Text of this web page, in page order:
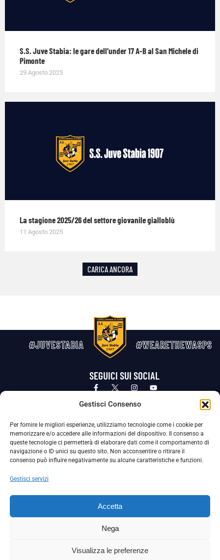
Gestisci Consenso
Per fornire le migliori esperienze, utilizziamo tecnologie come i cookie per
memorizzare e/o accedere alle informazioni del dispositivo. Il consenso a
queste tecnologie ci permetterà di elaborare dati come il comportamento di
navigazione o ID unici su questo sito. Non acconsentire o ritirare il
consenso può influire negativamente su alcune caratteristiche e funzioni.
Gestisci servizi
Accetta
Nega
Visualizza le preferenze
S.S. Juve Stabia: le gare dell’under 17 A-B al San Michele di
Pimonte
29 Agosto 2025
La stagione 2025/26 del settore giovanile gialloblù
11 Agosto 2025
CARICA ANCORA
#JUVESTABIA #WEARETHEWASPS
SEGUICI SUI SOCIAL
Privacy Policy Cookie Policy
La Società ha nominato il Responsabile della Protezione dei Dati Personali (DPO), figura specializzata che vigila sulle modalità
adottate dalla nostra Società per tutelare i Suoi dati personali.
Per contattare il DPO può scrivere a
La Società ha inoltre adottato un proprio Codice Etico, consultabile al seguente link:
Scarica il Codice Etico